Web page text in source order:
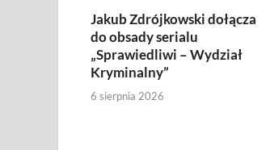
Jakub Zdrójkowski dołącza
do obsady serialu
„Sprawiedliwi – Wydział
Kryminalny”
6 sierpnia 2026